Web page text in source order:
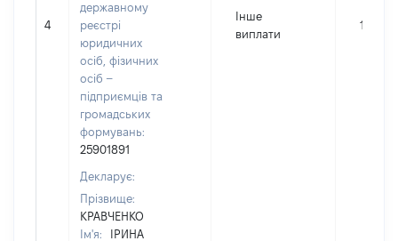
4
державному
реєстрі
юридичних
осіб, фізичних
осіб –
підприємців та
громадських
формувань:
25901891
Декларує:
Прізвище:
КРАВЧЕНКО
Ім'я:
ІРИНА
Інше
виплати
150